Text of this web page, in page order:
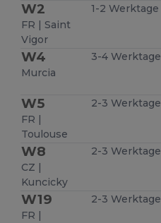
W2
FR | Saint
Vigor
1-2 Werktage
W4
Murcia
3-4 Werktage
W5
FR |
Toulouse
2-3 Werktage
W8
CZ |
Kuncicky
2-3 Werktage
W19
FR |
2-3 Werktage